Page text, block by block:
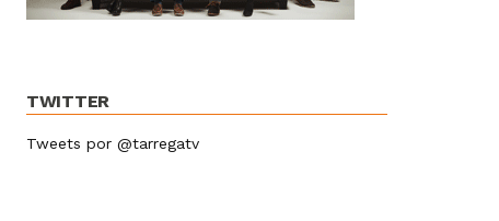
TWITTER
Tweets por @tarregatv